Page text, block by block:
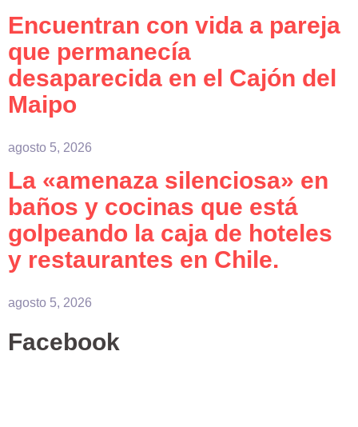
Encuentran con vida a pareja
que permanecía
desaparecida en el Cajón del
Maipo
agosto 5, 2026
La «amenaza silenciosa» en
baños y cocinas que está
golpeando la caja de hoteles
y restaurantes en Chile.
agosto 5, 2026
Facebook